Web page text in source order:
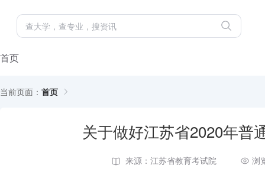
首页
当前页面： 首页
关于做好江苏省2020年普
来源：江苏省教育考试院 浏